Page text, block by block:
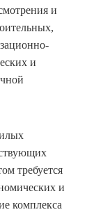
и
и
требуется
и
комплекса